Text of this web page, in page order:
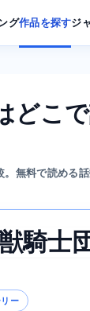
グ作品を探すジ
どこ
無料で読める
騎士
ー